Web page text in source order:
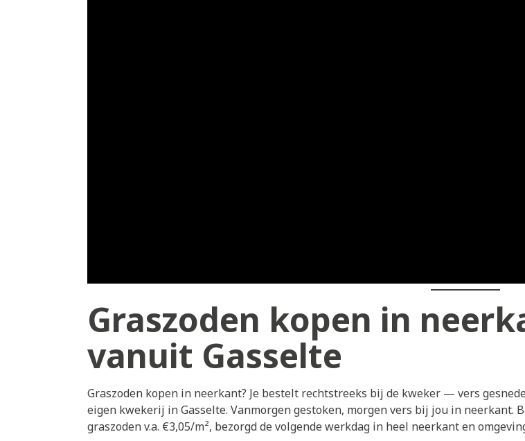
Graszoden kopen in
vanuit Gasselte
Graszoden kopen in neerkant? Je bestelt rechtstreeks bij de kweker — vers
eigen kwekerij in Gasselte. Vanmorgen gestoken, morgen vers bij jou in neerkant.
graszoden v.a. €3,05/m², bezorgd de volgende werkdag in heel neerkant en